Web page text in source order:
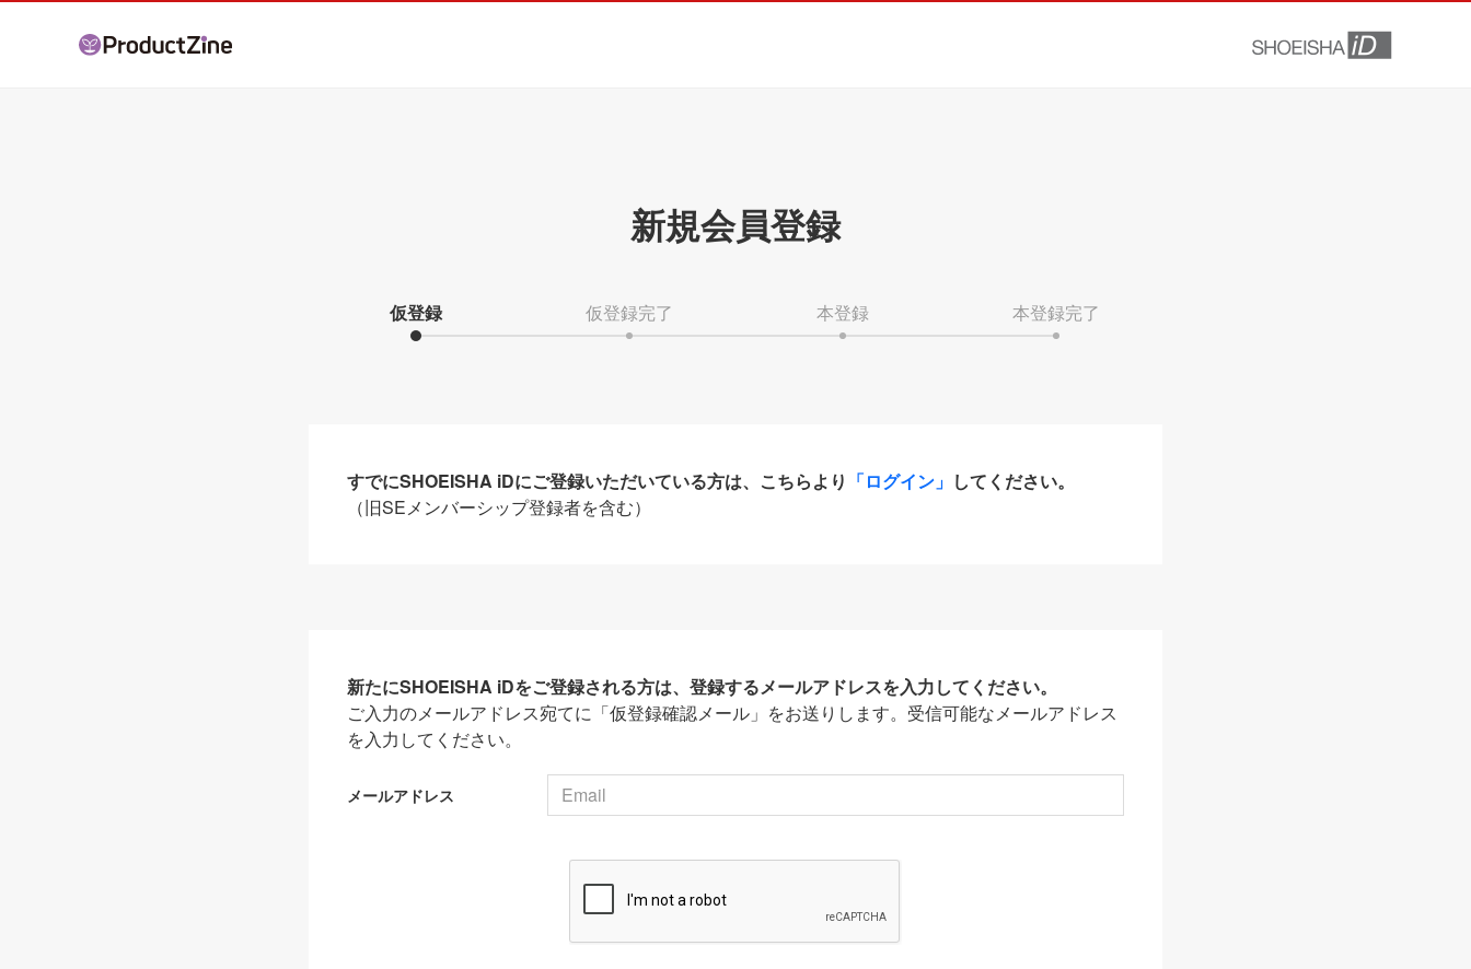
新規会員登録
仮登録 仮登録完了 本登録 本登録完了
すでにSHOEISHA iDにご登録いただいている方は、こちらより 「ログイン」 してください。
（旧SEメンバーシップ登録者を含む）
新たにSHOEISHA iDをご登録される方は、登録するメールアドレスを入力してください。
ご入力のメールアドレス宛てに「仮登録確認メール」をお送りします。受信可能なメールアドレス
を入力してください。
メールアドレス